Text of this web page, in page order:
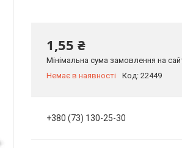
1,55 ₴
Мінімальна сума замовлення на
Немає в наявності
Код: 22449
+380 (73) 130-25-30